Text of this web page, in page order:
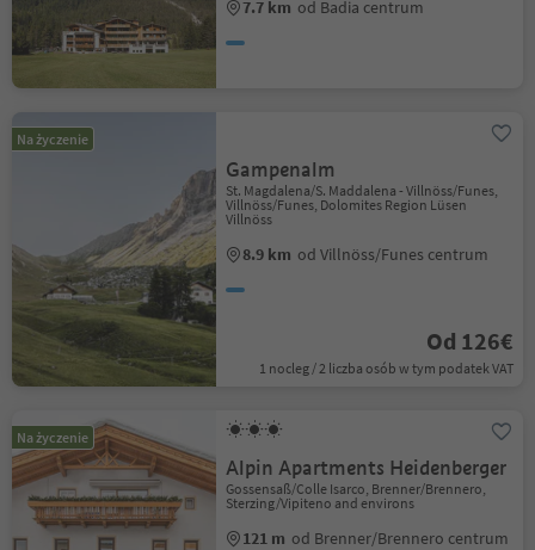
7.7 km od Badia centrum
Na życzenie
Gampenalm
St. Magdalena/S. Maddalena - Villnöss/Funes,
Villnöss/Funes, Dolomites Region Lüsen
Villnöss
8.9 km od Villnöss/Funes centrum
Od 126€
1 nocleg / 2 liczba osób w tym podatek VAT
Na życzenie
Alpin Apartments Heidenberger
Gossensaß/Colle Isarco, Brenner/Brennero,
Sterzing/Vipiteno and environs
121 m od Brenner/Brennero centrum